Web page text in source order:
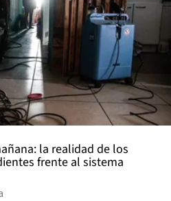
la realidad de los
frente al sistema